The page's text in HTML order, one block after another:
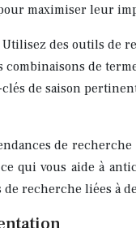
maximiser leur
Utilisez des outils de
combinaisons de
de saison
de
qui vous aide à
recherche liées à